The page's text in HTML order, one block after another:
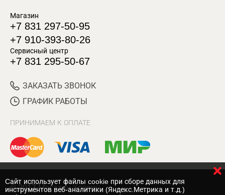
Магазин
+7 831 297-50-95
+7 910-393-80-26
Сервисный центр
+7 831 295-50-67
ЗАКАЗАТЬ ЗВОНОК
ГРАФИК РАБОТЫ
ПРИНИМАЕМ К ОПЛАТЕ
© 2017 Магазин Хозяин
Cайт использует файлы cookie при сборе данных для
инструментов веб-аналитики (Яндекс.Метрика и т.д.)